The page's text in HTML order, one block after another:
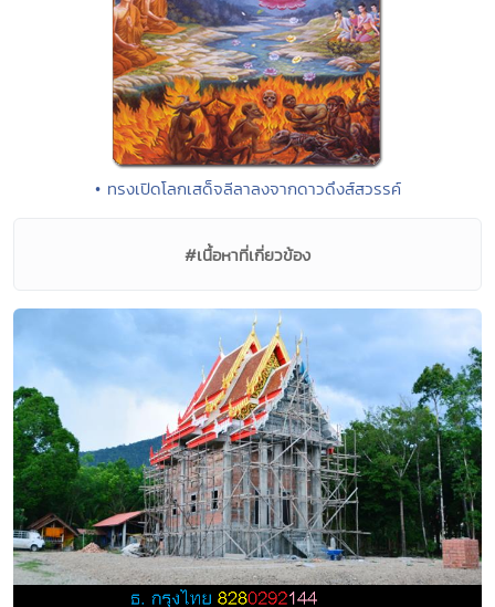
• ทรงเปิดโลกเสด็จลีลาลงจากดาวดึงส์สวรรค์
#เนื้อหาที่เกี่ยวข้อง